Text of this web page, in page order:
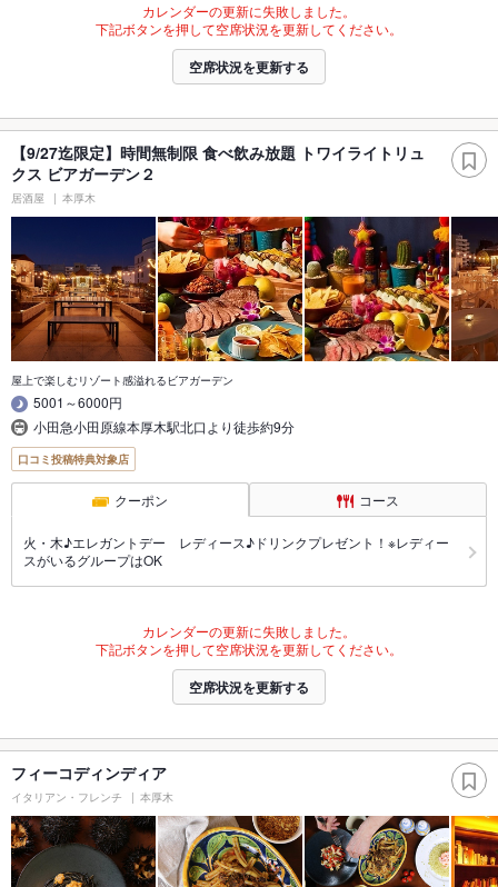
カレンダーの更新に失敗しました。
下記ボタンを押して空席状況を更新してください。
空席状況を更新する
【9/27迄限定】時間無制限 食べ飲み放題 トワイライトリュ
クス ビアガーデン２
居酒屋 本厚木
屋上で楽しむリゾート感溢れるビアガーデン
5001～6000円
小田急小田原線本厚木駅北口より徒歩約9分
口コミ投稿特典対象店
クーポン コース
火・木♪エレガントデー レディース♪ドリンクプレゼント！※レディー
スがいるグループはOK
カレンダーの更新に失敗しました。
下記ボタンを押して空席状況を更新してください。
空席状況を更新する
フィーコディンディア
イタリアン・フレンチ 本厚木